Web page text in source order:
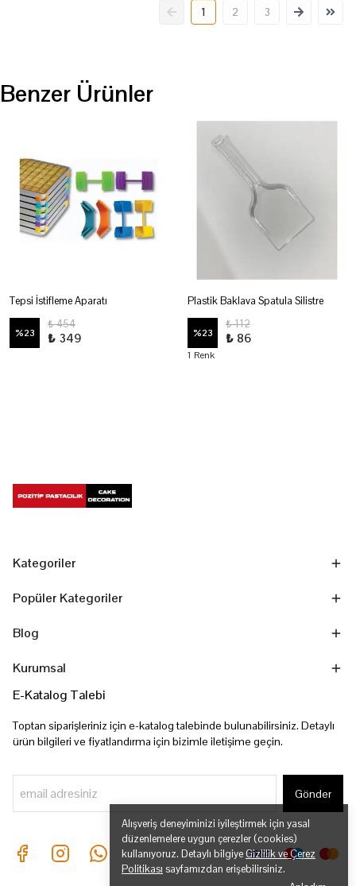
Alışveriş deneyiminizi iyileştirmek için yasal
düzenlemelere uygun çerezler (cookies)
kullanıyoruz. Detaylı bilgiye Gizlilik ve Çerez
Politikası sayfamızdan erişebilirsiniz.
1 2 3
Benzer Ürünler
Tepsi İstifleme Aparatı
%23
₺ 454
₺ 349
Plastik Baklava Spatula Silistre
%23
₺ 112
₺ 86
1 Renk
Kategoriler
Popüler Kategoriler
Blog
Kurumsal
E-Katalog Talebi
Toptan siparişleriniz için e-katalog talebinde bulunabilirsiniz. Detaylı
ürün bilgileri ve fiyatlandırma için bizimle iletişime geçin.
Gönder